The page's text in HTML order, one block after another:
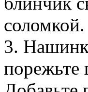
соломкой.
3.
порежьте